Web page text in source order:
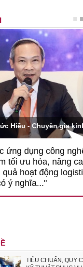
gia kinh tế
công nghệ số
hóa, nâng cao
động logistics là
TIÊU CHUẨN, QUY